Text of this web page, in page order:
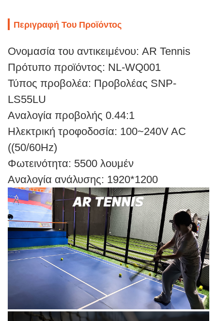
Περιγραφή Του Προϊόντος
Ονομασία του αντικειμένου: AR Tennis
Πρότυπο προϊόντος: NL-WQ001
Τύπος προβολέα: Προβολέας SNP-
LS55LU
Αναλογία προβολής 0.44:1
Ηλεκτρική τροφοδοσία: 100~240V AC
((50/60Hz)
Φωτεινότητα: 5500 λουμέν
Αναλογία ανάλυσης: 1920*1200